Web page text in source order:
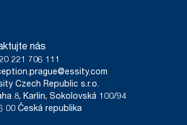
nás
221 706 111
Czech Republic s.r.o.
8, Karlin, Sokolovská 100/94
00 Česká republika